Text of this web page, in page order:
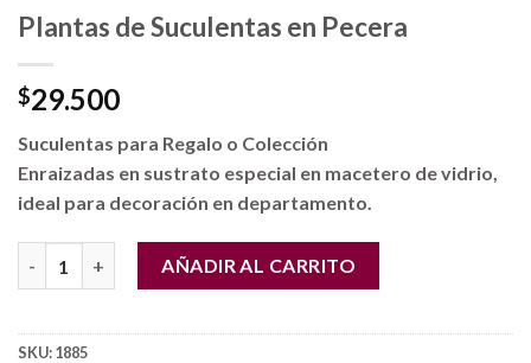
Plantas de Suculentas en Pecera
$29.500
Suculentas para Regalo o Colección
Enraizadas en sustrato especial en macetero de vidrio,
ideal para decoración en departamento.
Plantas de Suculentas en Pecera cantidad
AÑADIR AL CARRITO
SKU:1885